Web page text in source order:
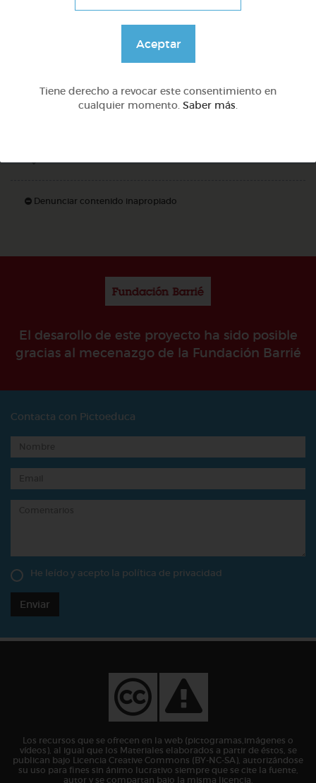
Compartir en
6738
Denunciar contenido inapropiado
El desarollo de este proyecto ha sido posible
gracias al mecenazgo de la Fundación Barrié
Contacta con Pictoeduca
He leído y acepto la política de privacidad
Enviar
Los recursos que se ofrecen en la web (pictogramas,imágenes o
vídeos), al igual que los Materiales elaborados a partir de éstos, se
publican bajo Licencia Creative Commons (BY-NC-SA), autorizándose
su uso para fines sin ánimo lucrativo siempre que se cite la fuente,
autor y se compartan bajo la misma licencia.
Aceptar
Tiene derecho a revocar este consentimiento en
cualquier momento. Saber más.